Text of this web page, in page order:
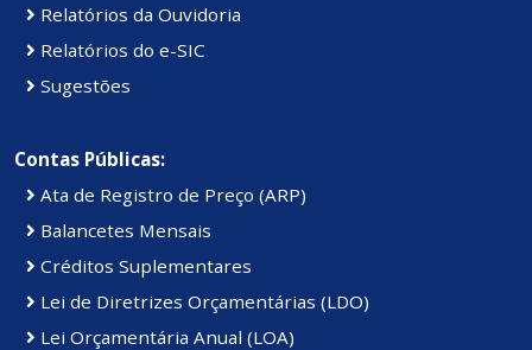
Relatórios da Ouvidoria
Relatórios do e-SIC
Sugestões
Contas Públicas:
Ata de Registro de Preço (ARP)
Balancetes Mensais
Créditos Suplementares
Lei de Diretrizes Orçamentárias (LDO)
Lei Orçamentária Anual (LOA)